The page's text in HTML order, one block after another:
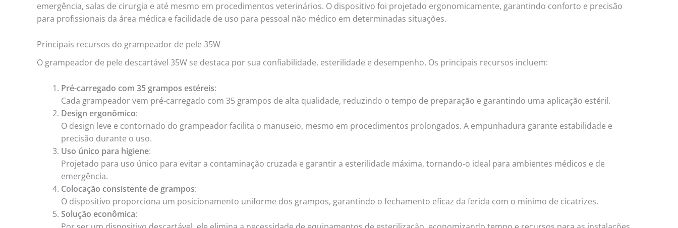
emergência, salas de cirurgia e até mesmo em procedimentos veterinários. O dispositivo foi projetado ergonomicamente, garantindo conforto e precisão
para profissionais da área médica e facilidade de uso para pessoal não médico em determinadas situações.
Principais recursos do grampeador de pele 35W
O grampeador de pele descartável 35W se destaca por sua confiabilidade, esterilidade e desempenho. Os principais recursos incluem:
Pré-carregado com 35 grampos estéreis:
Cada grampeador vem pré-carregado com 35 grampos de alta qualidade, reduzindo o tempo de preparação e garantindo uma aplicação estéril.
Design ergonômico:
O design leve e contornado do grampeador facilita o manuseio, mesmo em procedimentos prolongados. A empunhadura garante estabilidade e
precisão durante o uso.
Uso único para higiene:
Projetado para uso único para evitar a contaminação cruzada e garantir a esterilidade máxima, tornando-o ideal para ambientes médicos e de
emergência.
Colocação consistente de grampos:
O dispositivo proporciona um posicionamento uniforme dos grampos, garantindo o fechamento eficaz da ferida com o mínimo de cicatrizes.
Solução econômica: